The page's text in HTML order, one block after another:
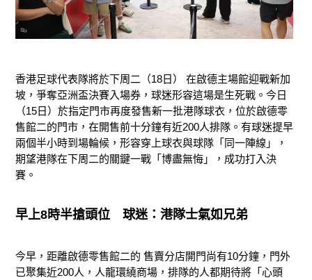
香港足球代表隊將於下周二（18日） 在啟德主場館迎戰新加
坡，爭奪亞洲盃決賽入場券，球迷形容這場是生死戰。今日
（15日）於指定門市再度發售新一批港隊球衣，位於啟德零
售館二的門市，在開售前十分鐘有近200人排隊。有球迷提早
兩個半小時到場輪候，形容穿上球衣與球隊「同一陣線」，
期望港隊在下周二的關鍵一戰「博盡無悔」，成功打入決
賽。
早上8時半搶頭位 球迷：港隊士氣如兄弟
今早，距離啟德零售館二的 售賣分店開門尚有10分鐘，門外
已聚集近200人，人龍環繞商場，排隊的人都期待將「心頭